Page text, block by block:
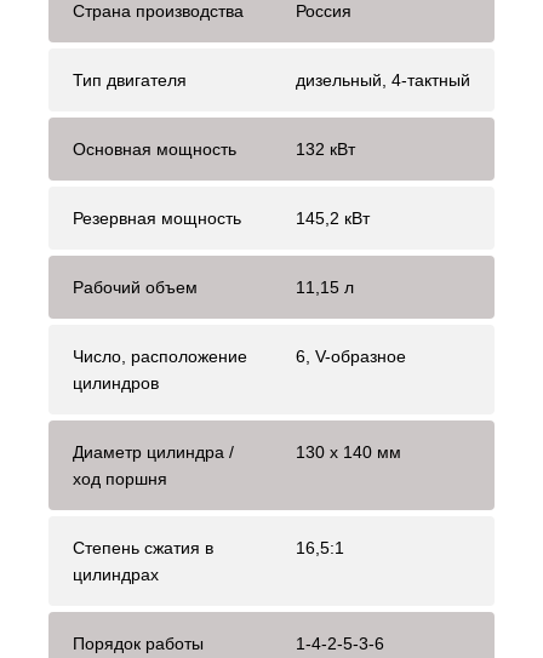
Страна производства Россия
Тип двигателя дизельный, 4-тактный
Основная мощность 132 кВт
Резервная мощность 145,2 кВт
Рабочий объем 11,15 л
Число, расположение
цилиндров
6, V-образное
Диаметр цилиндра /
ход поршня
130 х 140 мм
Степень сжатия в
цилиндрах
16,5:1
Порядок работы
1-4-2-5-3-6